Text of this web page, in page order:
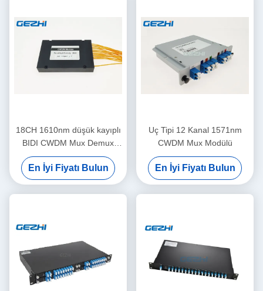
18CH 1610nm düşük kayıplı
BIDI CWDM Mux Demux
Modülü
En İyi Fiyatı Bulun
Uç Tipi 12 Kanal 1571nm
CWDM Mux Modülü
En İyi Fiyatı Bulun